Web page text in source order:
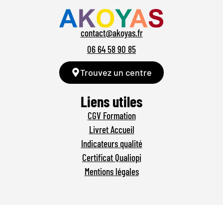
contact@akoyas.fr
06 64 58 90 85
Trouvez un centre
Liens utiles
CGV Formation
Livret Accueil
Indicateurs qualité
Certificat Qualiopi
Mentions légales